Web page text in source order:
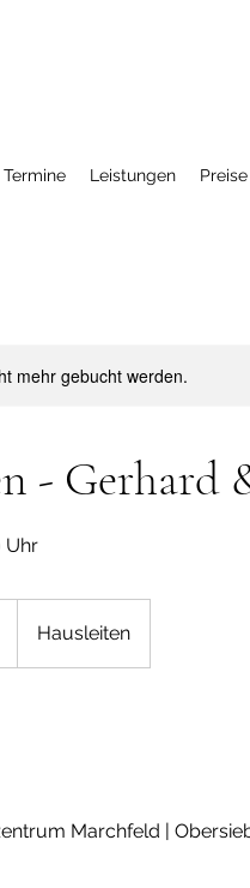
Termine Leistungen Preise
mehr gebucht werden.
- Gerhard
Uhr
Hausleiten
Marchfeld |